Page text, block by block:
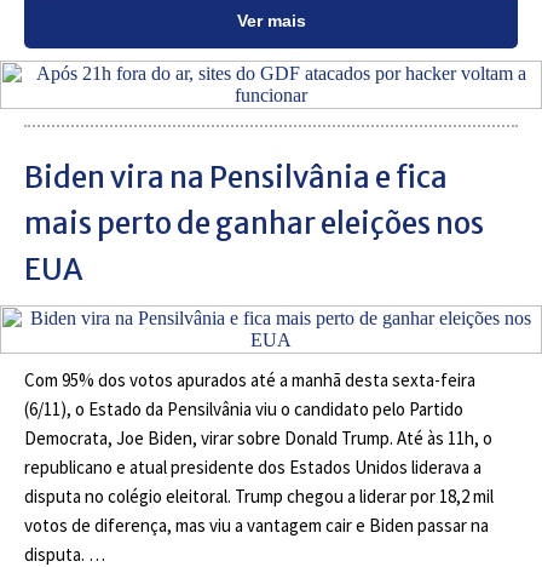
Ver mais
Biden vira na Pensilvânia e fica
mais perto de ganhar eleições nos
EUA
Com 95% dos votos apurados até a manhã desta sexta-feira
(6/11), o Estado da Pensilvânia viu o candidato pelo Partido
Democrata, Joe Biden, virar sobre Donald Trump. Até às 11h, o
republicano e atual presidente dos Estados Unidos liderava a
disputa no colégio eleitoral. Trump chegou a liderar por 18,2 mil
votos de diferença, mas viu a vantagem cair e Biden passar na
disputa. …